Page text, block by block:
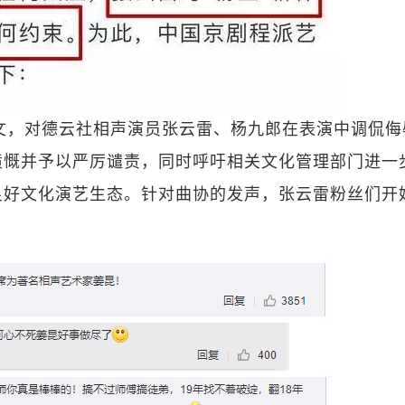
对德云社相声演员张云雷、杨九郎在表演中调侃侮
并予以严厉谴责，同时呼吁相关文化管理部门进一
文化演艺生态。针对曲协的发声，张云雷粉丝们开